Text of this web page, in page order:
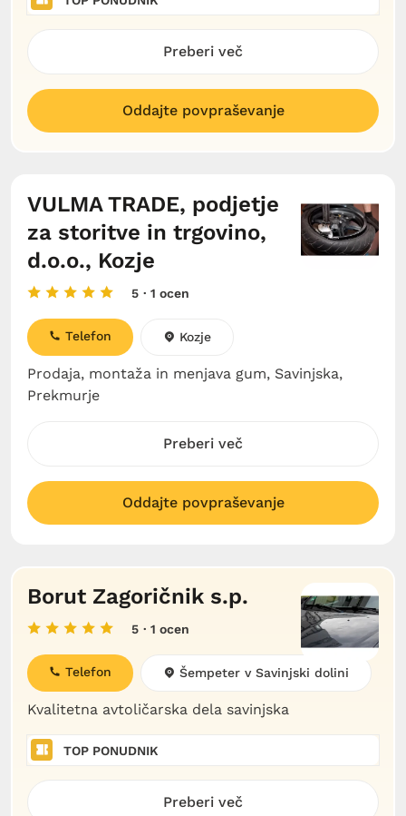
Preberi več
Oddajte povpraševanje
VULMA TRADE, podjetje
za storitve in trgovino,
d.o.o., Kozje
5 · 1 ocen
Prodaja, montaža in menjava gum, Savinjska,
Prekmurje
Telefon Kozje
Preberi več
Oddajte povpraševanje
Borut Zagoričnik s.p.
5 · 1 ocen
Kvalitetna avtoličarska dela savinjska
Telefon Šempeter v Savinjski dolini
TOP PONUDNIK
Preberi več